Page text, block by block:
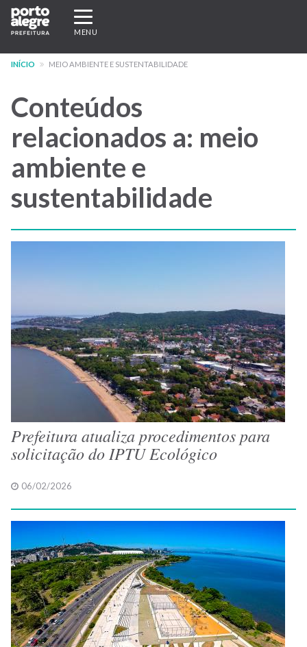
Pular
para
conteúdo
Expandir/recolher
navegação
MENU
INÍCIO MEIO AMBIENTE E SUSTENTABILIDADE
Conteúdos
relacionados a: meio
ambiente e
sustentabilidade
Prefeitura atualiza procedimentos para
solicitação do IPTU Ecológico
06/02/2026